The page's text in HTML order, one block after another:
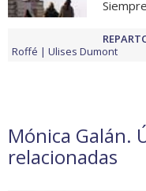
Roffé
Ulises Dumont
Mónica Galán.
relacionadas